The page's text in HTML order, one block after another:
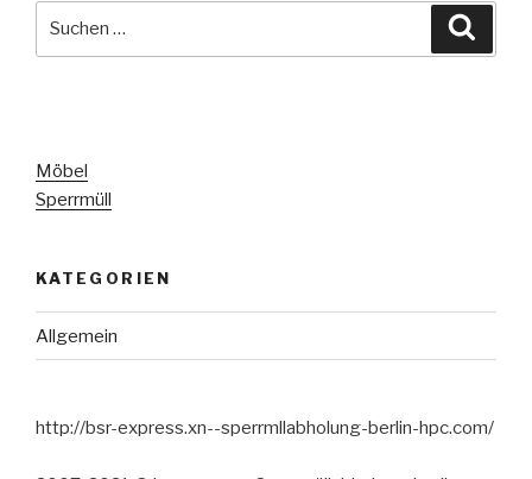
Möbel
Sperrmüll
KATEGORIEN
Allgemein
http://bsr-express.xn--sperrmllabholung-berlin-hpc.com/